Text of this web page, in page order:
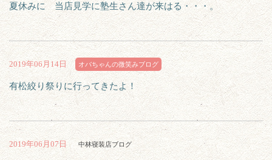
夏休みに 当店見学に塾生さん達が来はる・・・。
2019年06月14日 オバちゃんの微笑みブログ
有松絞り祭りに行ってきたよ！
2019年06月07日 中林寝装店ブログ